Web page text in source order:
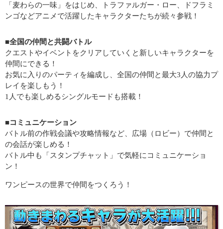
「麦わらの一味」をはじめ、トラファルガー・ロー、ドフラミ
ンゴなどアニメで活躍したキャラクターたちが続々参戦！
■全国の仲間と共闘バトル
クエストやイベントをクリアしていくと新しいキャラクターを
仲間にできる！
お気に入りのパーティを編成し、全国の仲間と最大3人の協力プ
レイを楽しもう！
1人でも楽しめるシングルモードも搭載！
■コミュニケーション
バトル前の作戦会議や攻略情報など、広場（ロビー）で仲間と
の会話が楽しめる！
バトル中も「スタンプチャット」で気軽にコミュニケーショ
ン！
ワンピースの世界で仲間をつくろう！